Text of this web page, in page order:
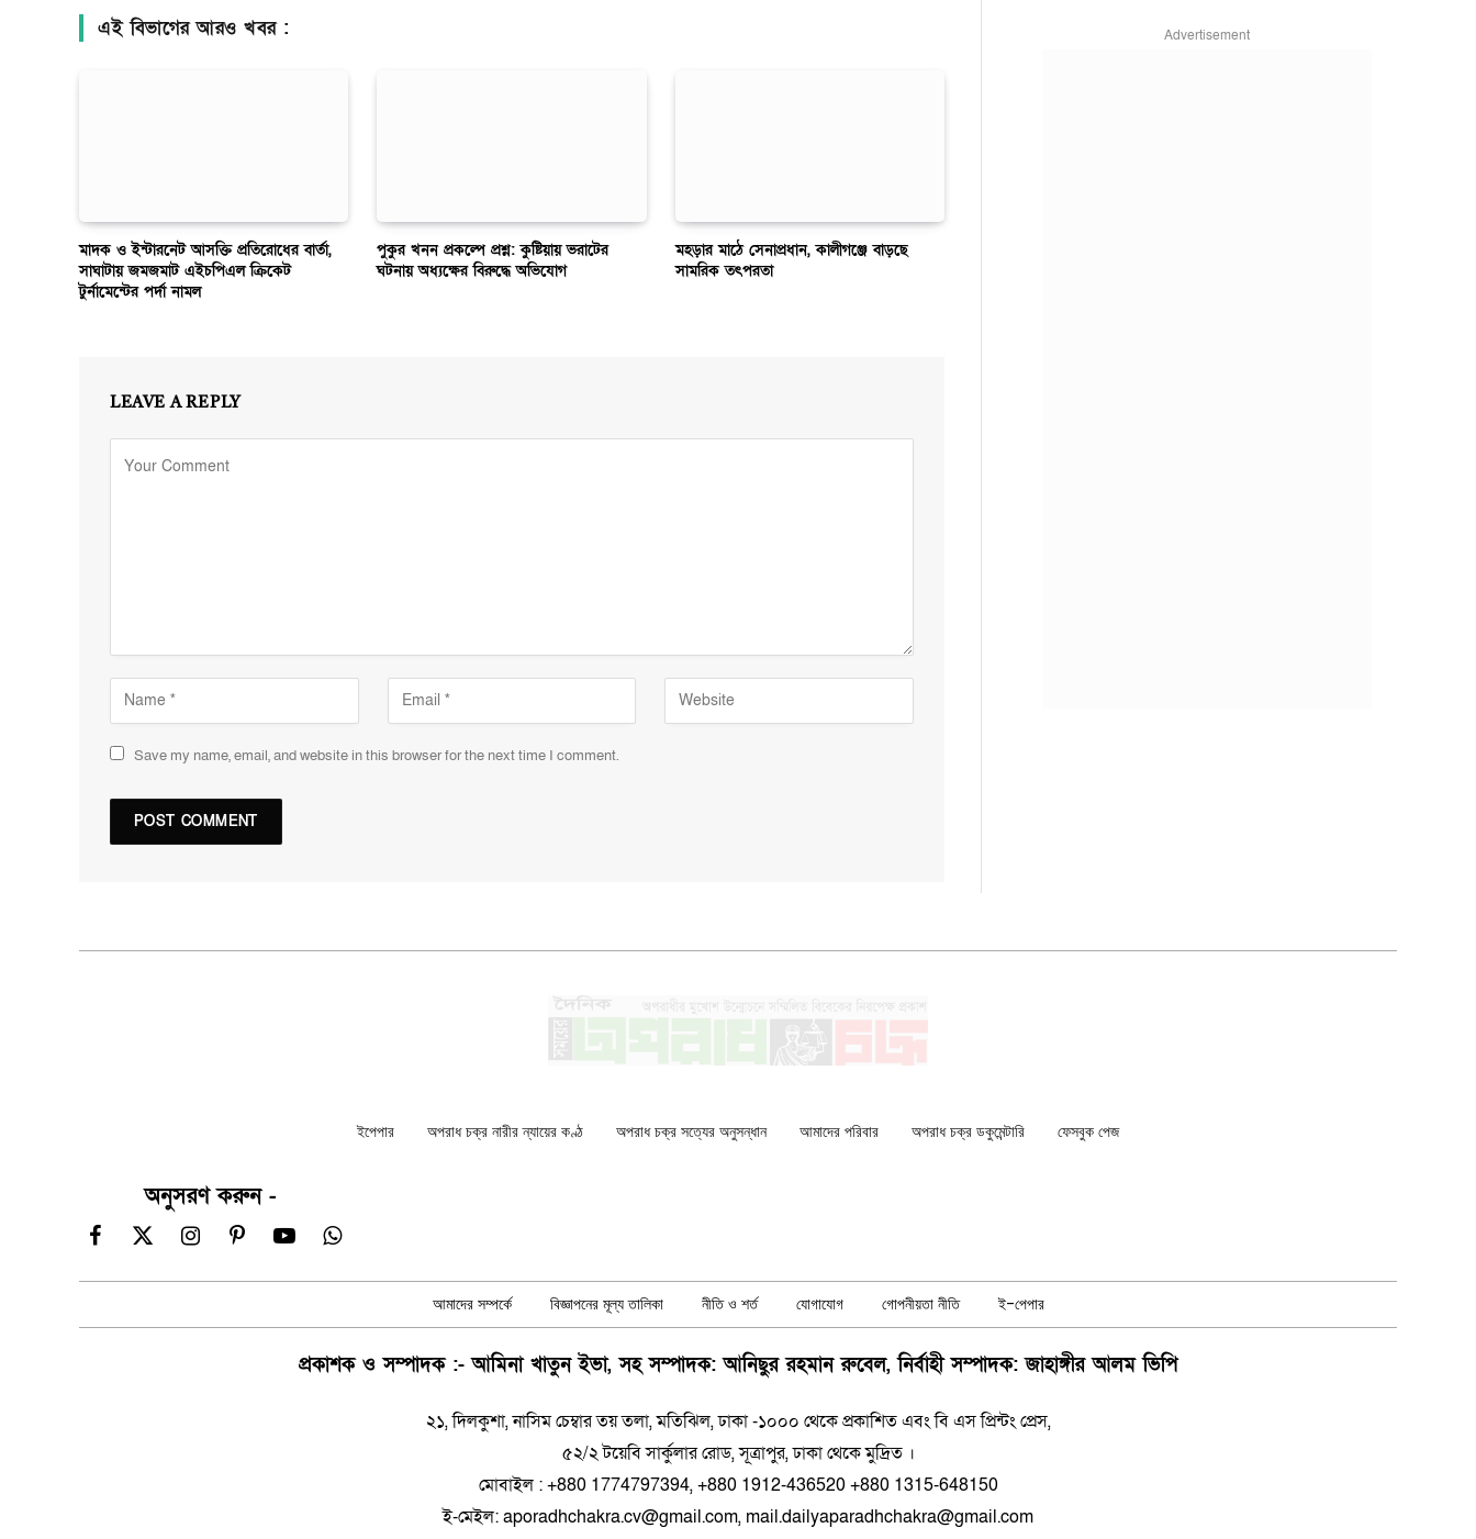
এই বিভাগের আরও খবর :
মাদক ও ইন্টারনেট আসক্তি প্রতিরোধের বার্তা,
সাঘাটায় জমজমাট এইচপিএল ক্রিকেট
টুর্নামেন্টের পর্দা নামল
পুকুর খনন প্রকল্পে প্রশ্ন: কুষ্টিয়ায় ভরাটের
ঘটনায় অধ্যক্ষের বিরুদ্ধে অভিযোগ
মহড়ার মাঠে সেনাপ্রধান, কালীগঞ্জে বাড়ছে
সামরিক তৎপরতা
LEAVE A REPLY
Save my name, email, and website in this browser for the next time I comment.
Advertisement
ইপেপার অপরাধ চক্র নারীর ন্যায়ের কণ্ঠ অপরাধ চক্র সত্যের অনুসন্ধান আমাদের পরিবার অপরাধ চক্র ডকুমেন্টারি ফেসবুক পেজ
অনুসরণ করুন -
Facebook
X
InstagramPinterestYouTubeWhatsApp
আমাদের সম্পর্কে বিজ্ঞাপনের মূল্য তালিকা নীতি ও শর্ত যোগাযোগ গোপনীয়তা নীতি ই-পেপার
প্রকাশক ও সম্পাদক :- আমিনা খাতুন ইভা, সহ সম্পাদক: আনিছুর রহমান রুবেল, নির্বাহী সম্পাদক: জাহাঙ্গীর আলম ভিপি
২১, দিলকুশা, নাসিম চেম্বার তয় তলা, মতিঝিল, ঢাকা -১০০০ থেকে প্রকাশিত এবং বি এস প্রিন্টং প্রেস,
৫২/২ টয়েবি সার্কুলার রোড, সূত্রাপুর, ঢাকা থেকে মুদ্রিত ।
মোবাইল : +880 1774797394, +880 1912-436520 +880 1315-648150
ই-মেইল: aporadhchakra.cv@gmail.com, mail.dailyaparadhchakra@gmail.com